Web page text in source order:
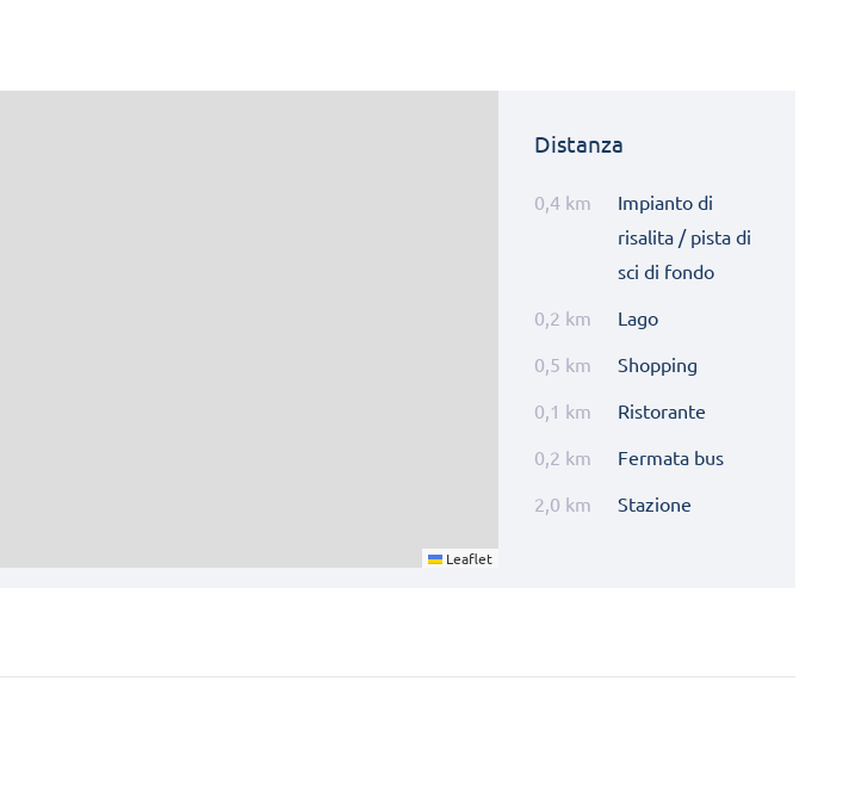
Leaflet
Distanza
Impianto di
risalita / pista di
sci di fondo
0,4 km
Lago
0,2 km
Shopping
0,5 km
Ristorante
0,1 km
Fermata bus
0,2 km
Stazione
2,0 km